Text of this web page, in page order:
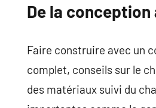
De la
Faire construire avec un
complet, conseils sur le
des matériaux suivi du